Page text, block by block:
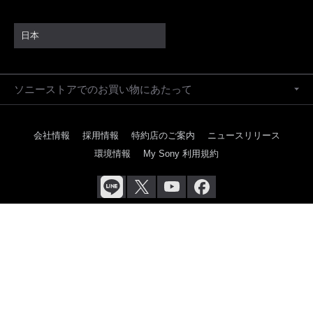
日本
ソニーストアでのお買い物にあたって
会社情報 採用情報 特約店のご案内
ニュースリリース
環境情報
My Sony 利用規約